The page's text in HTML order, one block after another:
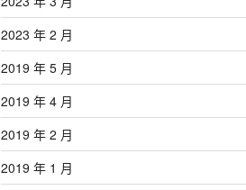
2023 年 2 月
2019 年 5 月
2019 年 4 月
2019 年 2 月
2019 年 1 月